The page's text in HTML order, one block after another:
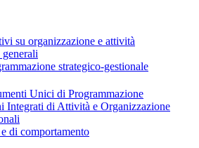
su organizzazione e attività
strategico-gestionale
Unici di Programmazione
Integrati di Attività e Organizzazione
di comportamento